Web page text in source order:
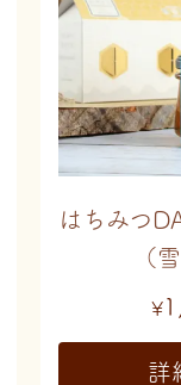
はちみつ
（
¥
詳